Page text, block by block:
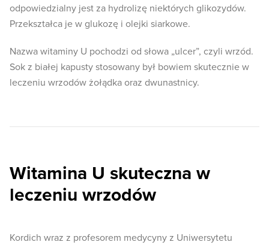
odpowiedzialny jest za hydrolizę niektórych glikozydów.
Przekształca je w glukozę i olejki siarkowe.
Nazwa witaminy U pochodzi od słowa „ulcer”, czyli wrzód.
Sok z białej kapusty stosowany był bowiem skutecznie w
leczeniu wrzodów żołądka oraz dwunastnicy.
Witamina U skuteczna w
leczeniu wrzodów
Kordich wraz z profesorem medycyny z Uniwersytetu